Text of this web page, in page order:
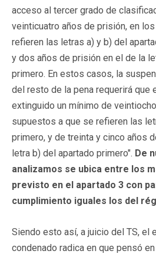
acceso al tercer grado de
veinticuatro años de prisión, en
refieren las letras a) y b) del
y dos años de prisión en el de la
primero. En estos casos, la
del resto de la pena requerirá que
extinguido un mínimo de
supuestos a que se refieren las
primero, y de treinta y cinco años
letra b) del apartado primero". De
analizamos se ubica entre los
previsto en el apartado 3 con
cumplimiento iguales los del
Siendo esto así, a juicio del TS, el
condenado radica en que pensó